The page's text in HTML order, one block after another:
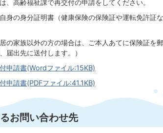
、高齢福祉課で再交付の申請をしてください。
身の身分証明書（健康保険の保険証や運転免許証
の家族以外の方の場合は、ご本人あてに保険証を
届出先に送付します。）
申請書(Wordファイル:15KB)
申請書(PDFファイル:41.1KB)
お問い合わせ先